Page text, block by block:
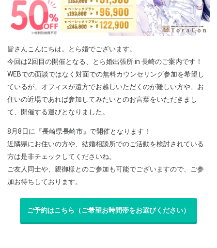
皆さんこんにちは。とら婚でございます。
今回は2回目の開催となる、とら婚出張所 in 長崎のご案内です！
WEBでの面談ではなく対面での無料カウンセリング参加を希望し
ているが、オフィスが遠方でお越しいただくのが難しい方や、お
住いの近場であれば参加してみたいとのお言葉をいただきまし
て、開催する運びとなりました。
8月8日に『長崎県長崎市』で開催となります！
近隣県にお住いの方や、結婚相談所でのご活動を検討されている
方は是非チェックしてくださいね。
ご友人同士や、親御様とのご参加も可能でございますので、ご参
加お待ちしております。
ご予約はこちら（ご希望お時間帯をお選びください）